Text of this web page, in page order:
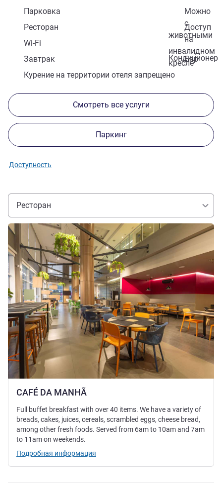
Парковка
Можно
с
животными
Ресторан
Доступ
на
инвалидном
кресле
Wi-Fi
Кондиционер
Завтрак
Бар
Курение на территории отеля запрещено
Смотреть все услуги
Паркинг
Доступность
Ресторан
CAFÉ DA MANHÃ
Подробная информация
Full buffet breakfast with over 40 items. We have a variety of
breads, cakes, juices, cereals, scrambled eggs, cheese bread,
among other fresh foods. Served from 6am to 10am and 7am
to 11am on weekends.
Подробная информация